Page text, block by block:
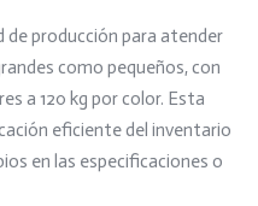
producción para atender
como pequeños, con
a 120 kg por color. Esta
eficiente del inventario
en las especificaciones o